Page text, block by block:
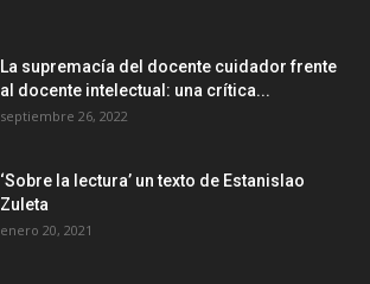
La supremacía del docente cuidador frente
al docente intelectual: una crítica...
septiembre 26, 2022
‘Sobre la lectura’ un texto de Estanislao
Zuleta
enero 20, 2021